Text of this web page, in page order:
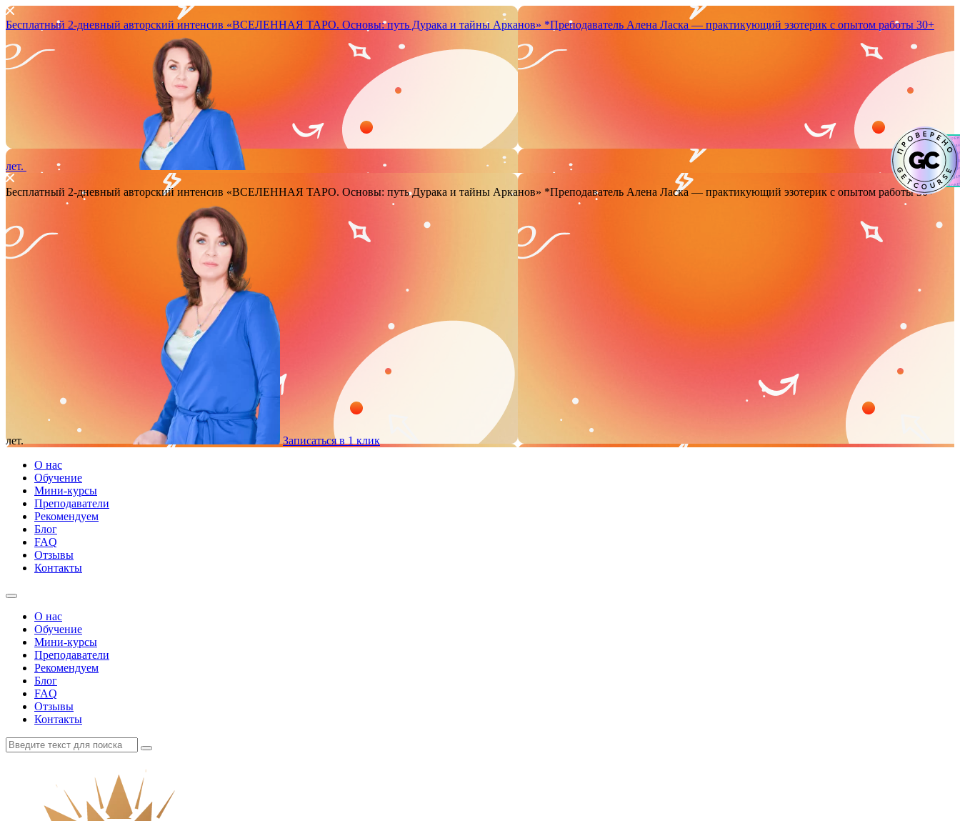
Бесплатный 2-дневный авторский интенсив «ВСЕЛЕННАЯ ТАРО. Основы: путь Дурака и тайны Арканов» *Преподаватель Аленa Ласка — практикующий эзотерик с опытом работы 30+
лет.
Бесплатный 2-дневный авторский интенсив «ВСЕЛЕННАЯ ТАРО. Основы: путь Дурака и тайны Арканов» *Преподаватель Аленa Ласка — практикующий эзотерик с опытом работы 30+
лет.
Записаться в 1 клик
О нас
Обучение
Мини-курсы
Преподаватели
Рекомендуем
Блог
FAQ
Отзывы
Контакты
О нас
Обучение
Мини-курсы
Преподаватели
Рекомендуем
Блог
FAQ
Отзывы
Контакты